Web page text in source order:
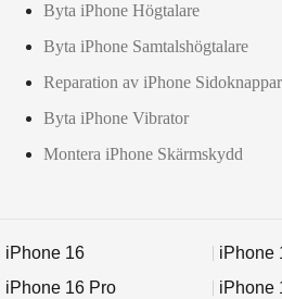
Byta iPhone Högtalare
Byta iPhone Samtalshögtalare
Reparation av iPhone Sidoknappar
Byta iPhone Vibrator
Montera iPhone Skärmskydd
iPhone 16
iPhone
iPhone 16 Pro
iPhone